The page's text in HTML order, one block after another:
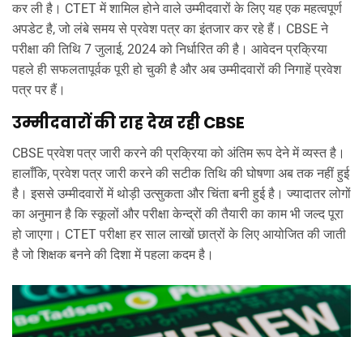
कर ली है। CTET में शामिल होने वाले उम्मीदवारों के लिए यह एक महत्वपूर्ण
अपडेट है, जो लंबे समय से प्रवेश पत्र का इंतजार कर रहे हैं। CBSE ने
परीक्षा की तिथि 7 जुलाई, 2024 को निर्धारित की है। आवेदन प्रक्रिया
पहले ही सफलतापूर्वक पूरी हो चुकी है और अब उम्मीदवारों की निगाहें प्रवेश
पत्र पर हैं।
उम्मीदवारों की राह देख रही CBSE
CBSE प्रवेश पत्र जारी करने की प्रक्रिया को अंतिम रूप देने में व्यस्त है।
हालाँकि, प्रवेश पत्र जारी करने की सटीक तिथि की घोषणा अब तक नहीं हुई
है। इससे उम्मीदवारों में थोड़ी उत्सुकता और चिंता बनी हुई है। ज्यादातर लोगों
का अनुमान है कि स्कूलों और परीक्षा केन्द्रों की तैयारी का काम भी जल्द पूरा
हो जाएगा। CTET परीक्षा हर साल लाखों छात्रों के लिए आयोजित की जाती
है जो शिक्षक बनने की दिशा में पहला कदम है।